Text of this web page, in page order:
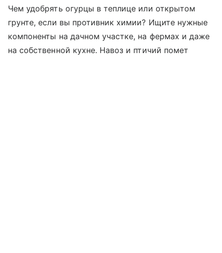
Чем удобрять огурцы в теплице или открытом
грунте, если вы противник химии? Ищите нужные
компоненты на дачном участке, на фермах и даже
на собственной кухне. Навоз и птичий помет